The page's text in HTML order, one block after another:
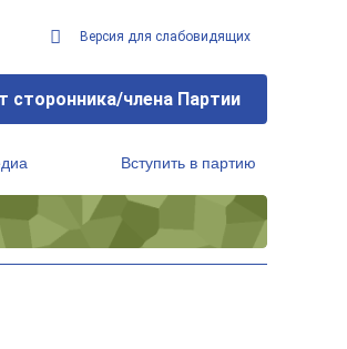
Версия для слабовидящих
сторонника/члена Партии
Вступить в партию